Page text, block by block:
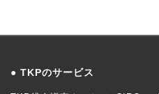
TKPのサービス